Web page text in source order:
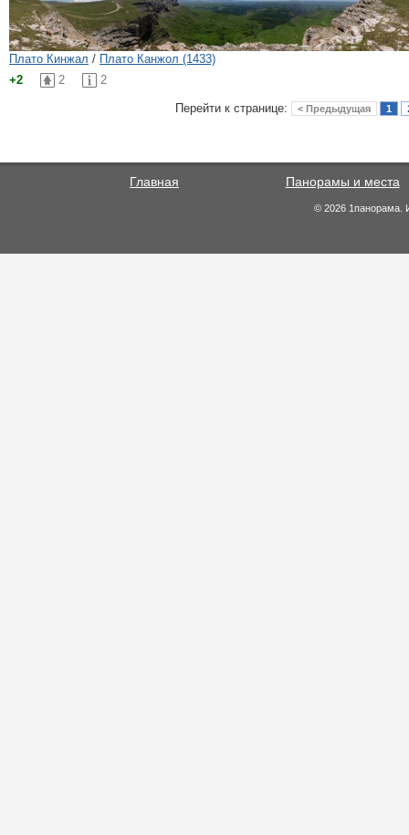
Плато Кинжал / Плато Канжол (1433)
+2
2 2
Перейти к странице: < Предыдущая 1
Главная Панорамы и места
© 2026 1панорама.